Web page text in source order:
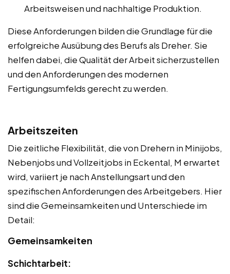
Arbeitsweisen und nachhaltige Produktion.
Diese Anforderungen bilden die Grundlage für die
erfolgreiche Ausübung des Berufs als Dreher. Sie
helfen dabei, die Qualität der Arbeit sicherzustellen
und den Anforderungen des modernen
Fertigungsumfelds gerecht zu werden.
Arbeitszeiten
Die zeitliche Flexibilität, die von Drehern in Minijobs,
Nebenjobs und Vollzeitjobs in Eckental, M erwartet
wird, variiert je nach Anstellungsart und den
spezifischen Anforderungen des Arbeitgebers. Hier
sind die Gemeinsamkeiten und Unterschiede im
Detail:
Gemeinsamkeiten
Schichtarbeit: